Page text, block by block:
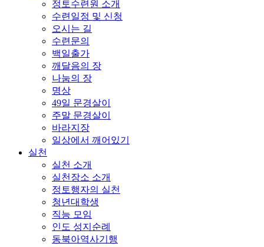
정토수련원 소개
수련일정 및 신청
오시는 길
수련문의
백일출가
깨달음의 장
나눔의 장
명상
49일 문경살이
주말 문경살이
바라지장
일상에서 깨어있기
실천
실천 소개
실천장소 소개
정토행자의 실천
청년대학생
직능 모임
인도 성지순례
동북아역사기행